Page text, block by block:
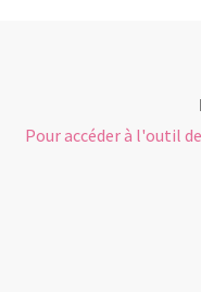
Pour accéder à l'outil